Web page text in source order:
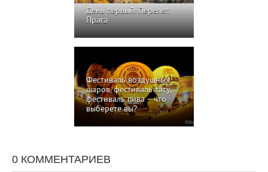
День первый. Перелет.
Прага
Фестиваль воздушных
шаров, фестиваль тату,
фестиваль пива – что
выберете вы?
0 КОММЕНТАРИЕВ